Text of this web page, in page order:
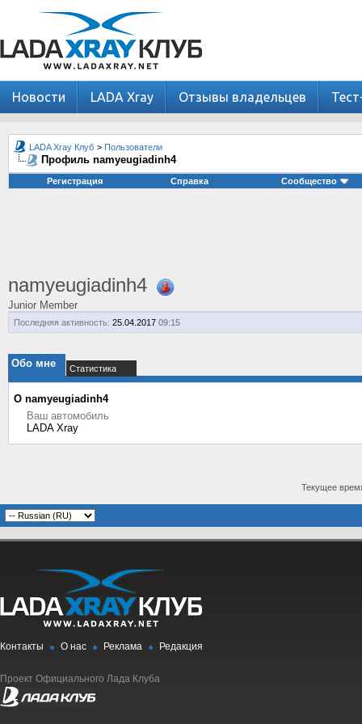
Новости LADA Xray Отзывы владельцев
LADA Xray Клуб > Пользователи
Профиль namyeugiadinh4
Регистрация Справка Сообщество
namyeugiadinh4
Junior Member
Последняя активность: 25.04.2017 09:15
Обо мне Статистика
О namyeugiadinh4
Ваш автомобиль
LADA Xray
Текущее
Контакты О нас Реклама Редакция
Проект Официального Лада Клуба